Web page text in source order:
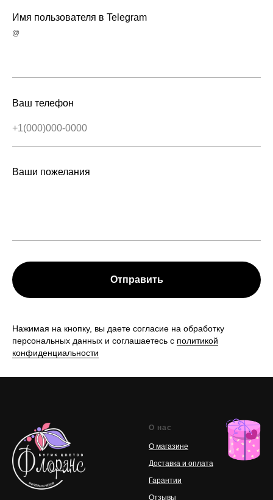
Имя пользователя в Telegram
@
Ваш телефон
Ваши пожелания
Отправить
Нажимая на кнопку, вы даете согласие на обработку
персональных данных и соглашаетесь с политикой
конфиденциальности
О нас
О магазине
Доставка и оплата
Гарантии
Отзывы